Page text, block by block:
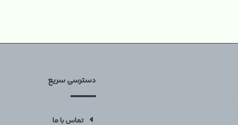
دسترسی سریع
تماس با ما